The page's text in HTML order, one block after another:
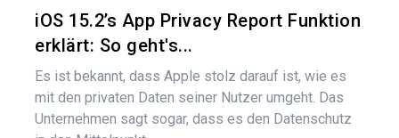
iOS 15.2’s App Privacy Report Funktion
erklärt: So geht's...
Es ist bekannt, dass Apple stolz darauf ist, wie es
mit den privaten Daten seiner Nutzer umgeht. Das
Unternehmen sagt sogar, dass es den Datenschutz